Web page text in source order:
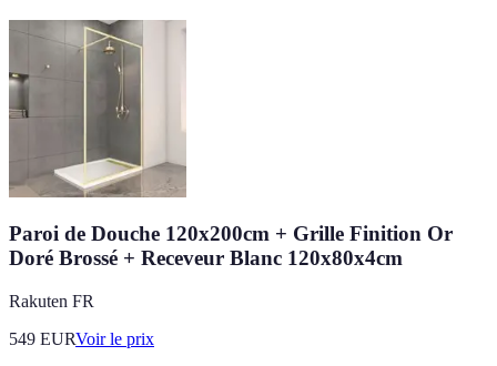
Paroi de Douche 120x200cm + Grille Finition Or
Doré Brossé + Receveur Blanc 120x80x4cm
Rakuten FR
549 EURVoir le prix